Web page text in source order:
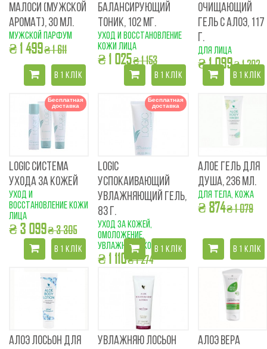
МАЛОСИ (МУЖСКОЙ
АРОМАТ), 30 МЛ.
мужской парфум
₴ 1 499₴ 1 611
В 1 КЛІК
БАЛАНСИРУЮЩИЙ
ТОНИК, 102 МГ.
уход и восстановление
кожи лица
₴ 1 025₴ 1 153
В 1 КЛІК
ОЧИЩАЮЩИЙ
ГЕЛЬ С АЛОЭ, 117
Г.
для лица
₴ 1 099₴ 1 202
В 1 КЛІК
Бесплатная
доставка
LOGIC СИСТЕМА
УХОДА ЗА КОЖЕЙ
уход и
восстановление кожи
лица
₴ 3 099₴ 3 305
В 1 КЛІК
Бесплатная
доставка
LOGIC
УСПОКАИВАЮЩИЙ
УВЛАЖНЯЮЩИЙ ГЕЛЬ,
83 Г.
уход за кожей,
омоложение,
увлажнение кожи
₴ 1 110₴ 1 274
В 1 КЛІК
АЛОЕ ГЕЛЬ ДЛЯ
ДУША, 236 МЛ.
для тела, кожа
₴ 874₴ 1 079
В 1 КЛІК
АЛОЭ ЛОСЬОН ДЛЯ
УВЛАЖНЯЮ ЛОСЬОН
АЛОЭ ВЕРА